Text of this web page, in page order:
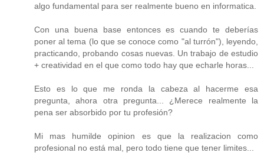
algo fundamental para ser realmente bueno en informatica.
Con una buena base entonces es cuando te deberías
poner al tema (lo que se conoce como "al turrón"), leyendo,
practicando, probando cosas nuevas. Un trabajo de estudio
+ creatividad en el que como todo hay que echarle horas...
Esto es lo que me ronda la cabeza al hacerme esa
pregunta, ahora otra pregunta... ¿Merece realmente la
pena ser absorbido por tu profesión?
Mi mas humilde opinion es que la realizacion como
profesional no está mal, pero todo tiene que tener limites...